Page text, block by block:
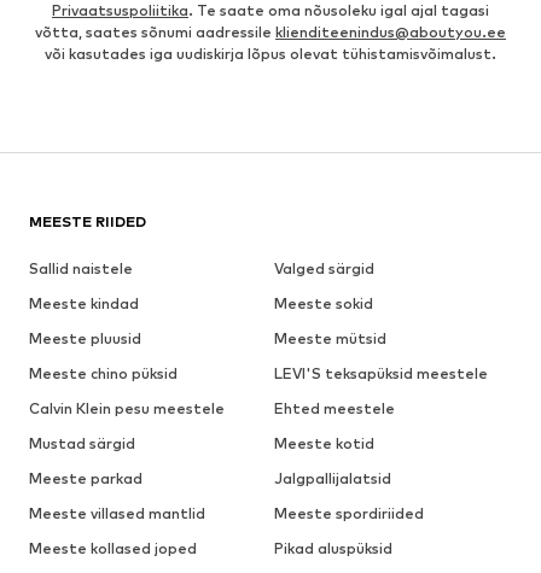
Privaatsuspoliitika. Te saate oma nõusoleku igal ajal tagasi
võtta, saates sõnumi aadressile klienditeenindus@aboutyou.ee
või kasutades iga uudiskirja lõpus olevat tühistamisvõimalust.
MEESTE RIIDED
Sallid naistele
Valged särgid
Meeste kindad
Meeste sokid
Meeste pluusid
Meeste mütsid
Meeste chino püksid
LEVI'S teksapüksid meestele
Calvin Klein pesu meestele
Ehted meestele
Mustad särgid
Meeste kotid
Meeste parkad
Jalgpallijalatsid
Meeste villased mantlid
Meeste spordiriided
Meeste kollased joped
Pikad aluspüksid